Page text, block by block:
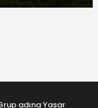
adına Yaşar